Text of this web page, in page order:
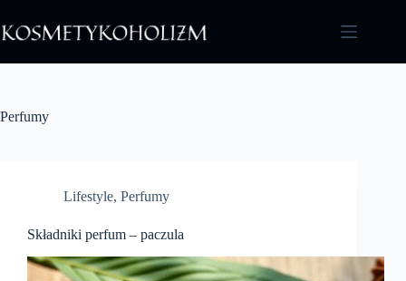
do
treści
Perfumy
Lifestyle, Perfumy
Składniki perfum – paczula